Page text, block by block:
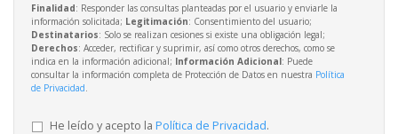
Finalidad: Responder las consultas planteadas por el usuario y enviarle la
información solicitada; Legitimación: Consentimiento del usuario;
Destinatarios: Solo se realizan cesiones si existe una obligación legal;
Derechos: Acceder, rectificar y suprimir, así como otros derechos, como se
indica en la información adicional; Información Adicional: Puede
consultar la información completa de Protección de Datos en nuestra Política
de Privacidad
He leído y acepto la Política de Privacidad.